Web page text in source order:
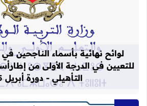
قراءة
لوائح نهائية بأسماء الناجحين في
للتعيين في الدرجة الأولى من
التأهيلي - دورة أبريل 2025